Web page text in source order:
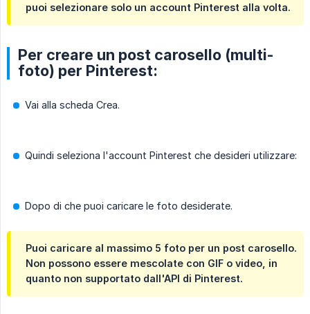
puoi selezionare solo un account Pinterest alla volta.
Per creare un post carosello (multi-
foto) per Pinterest:
Vai alla scheda Crea.
Quindi seleziona l'account Pinterest che desideri utilizzare:
Dopo di che puoi caricare le foto desiderate.
Puoi caricare al massimo 5 foto per un post carosello.
Non possono essere mescolate con GIF o video, in
quanto non supportato dall'API di Pinterest.